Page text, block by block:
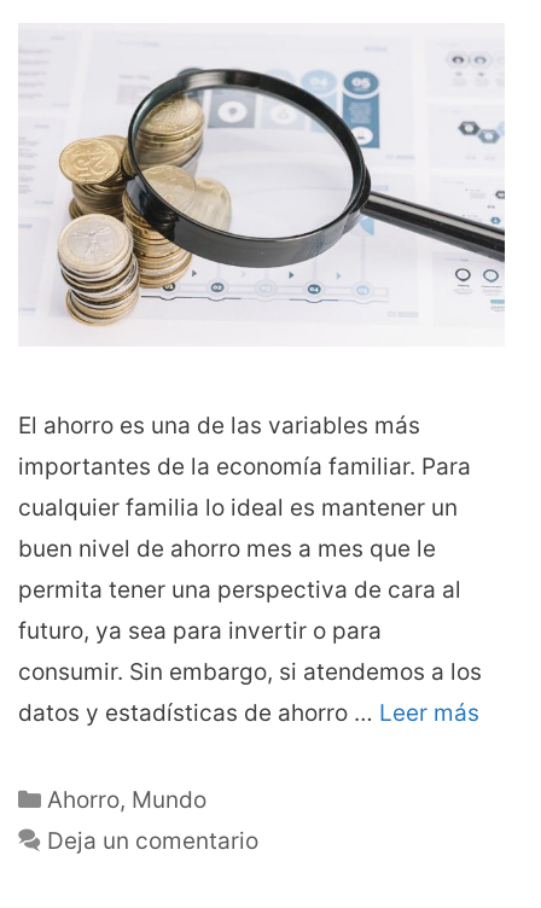
El ahorro es una de las variables más
importantes de la economía familiar. Para
cualquier familia lo ideal es mantener un
buen nivel de ahorro mes a mes que le
permita tener una perspectiva de cara al
futuro, ya sea para invertir o para
consumir. Sin embargo, si atendemos a los
datos y estadísticas de ahorro … Leer más
Categorías
Ahorro, Mundo
Deja un comentario